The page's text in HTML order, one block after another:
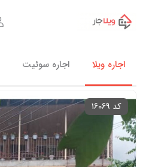
اجاره ویلا اجاره سوئیت
کد 16069